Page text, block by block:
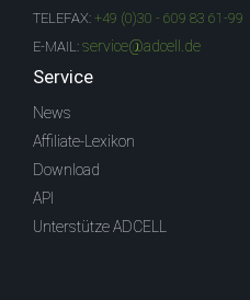
TELEFAX: +49 (0)30 - 609 83 61-99
E-MAIL: service@adcell.de
Service
News
Affiliate-Lexikon
Download
API
Unterstütze ADCELL